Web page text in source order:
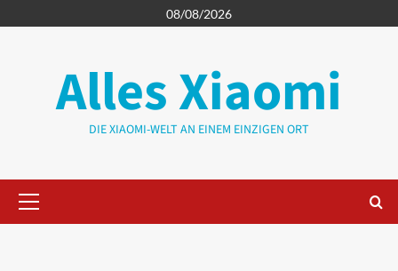
Inhalt
08/08/2026
Alles Xiaomi
DIE XIAOMI-WELT AN EINEM EINZIGEN ORT
Menü